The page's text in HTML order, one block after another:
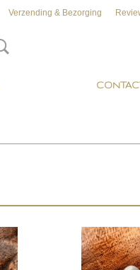
Verzending & Bezorging